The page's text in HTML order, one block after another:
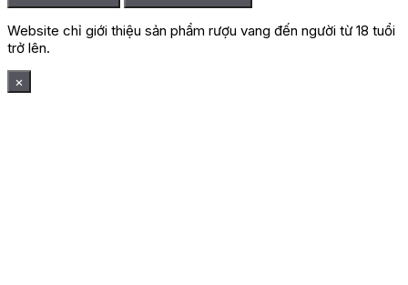
Website chỉ giới thiệu sản phẩm rượu vang đến người từ 18 tuổi
trở lên.
×